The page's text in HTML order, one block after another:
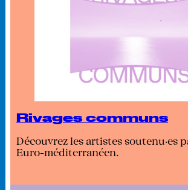
Rivages communs
Découvrez les artistes soutenu·es
Euro-méditerranéen.